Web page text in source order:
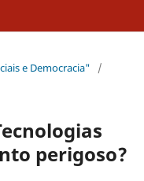
e Democracia"
/
perigoso?